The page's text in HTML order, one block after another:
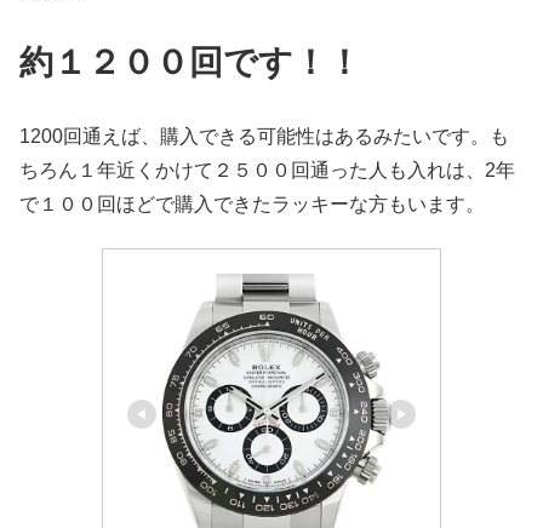
約１２００回です！！
1200回通えば、購入できる可能性はあるみたいです。も
ちろん１年近くかけて２５００回通った人も入れは、2年
で１００回ほどで購入できたラッキーな方もいます。